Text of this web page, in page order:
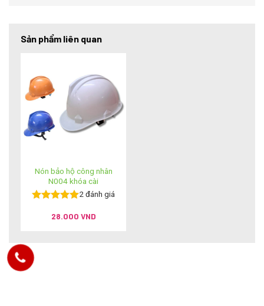
Sản phẩm liên quan
Nón bảo hộ công nhân
N004 khóa cài
hạng5.005
2 đánh giá
28.000 VND